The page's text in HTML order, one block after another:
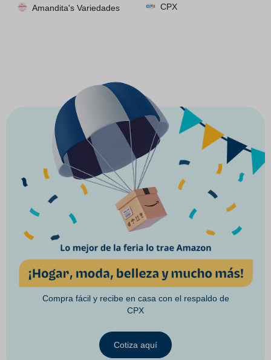
Amandita's Variedades
dual, pantalla HD de 3.5
CPX
Compra fácil y recibe en casa con el respaldo de
CPX
Cotiza aquí